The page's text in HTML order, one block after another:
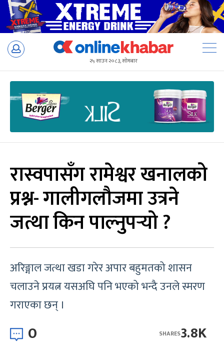
Skip
२५ साउन २०८३, सोमबार
रास्वपासँग रामेश्वर खनालको
प्रश्न- गालीगलौजमा उत्रने
जत्था किन पाल्नुपर्‍यो ?
अरिङ्गाल जत्था खडा गरेर अपार बहुमतको शासन
चलाउने प्रयत्न यसअघि पनि भएको भन्दै उनले स्मरण
गराएका छन् ।
0 3.8K
SHARES